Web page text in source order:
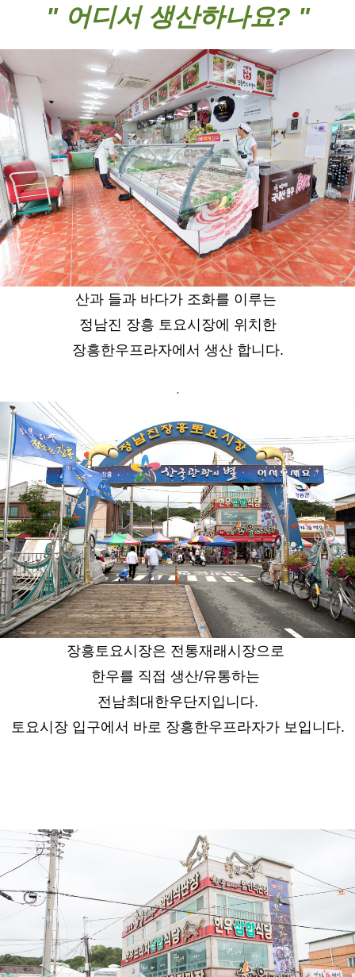
"어디서 생산하나요? "
산과 들과 바다가 조화를 이루는
정남진 장흥 토요시장에 위치한
장흥한우프라자에서 생산 합니다.
.
장흥토요시장은 전통재래시장으로
한우를 직접 생산/유통하는
전남최대한우단지입니다.
토요시장 입구에서 바로 장흥한우프라자가 보입니다.